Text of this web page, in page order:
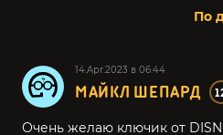
По
14.Apr.2023 в 06:44
МАЙКЛ ШЕПАРД
Очень желаю ключик от